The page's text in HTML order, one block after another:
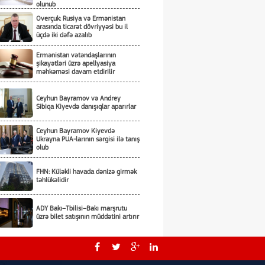
olunub
Overçuk: Rusiya və Ermənistan
arasında ticarət dövriyyəsi bu il
üçdə iki dəfə azalıb
Ermənistan vətəndaşlarının
şikayətləri üzrə apellyasiya
məhkəməsi davam etdirilir
Ceyhun Bayramov və Andrey
Sibiqa Kiyevdə danışıqlar aparırlar
Ceyhun Bayramov Kiyevdə
Ukrayna PUA-larının sərgisi ilə tanış
olub
FHN: Küləkli havada dənizə girmək
təhlükəlidir
ADY Bakı–Tbilisi–Bakı marşrutu
üzrə bilet satışının müddətini artırır
Şənbə günü 1350 namizəd
incəsənət məktəb və mərkəzlərinə